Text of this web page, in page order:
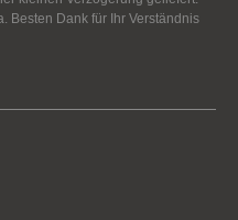
Besten Dank für Ihr Verständnis